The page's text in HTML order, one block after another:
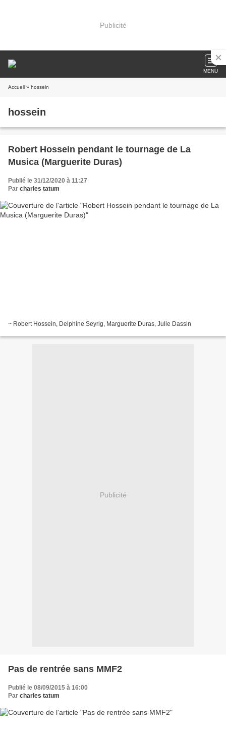
Publicité
MENU
Accueil » hossein
hossein
Robert Hossein pendant le tournage de La
Musica (Marguerite Duras)
Publié le 31/12/2020 à 11:27
Par charles tatum
~ Robert Hossein, Delphine Seyrig, Marguerite Duras, Julie Dassin
Publicité
Pas de rentrée sans MMF2
Publié le 08/09/2015 à 16:00
Par charles tatum